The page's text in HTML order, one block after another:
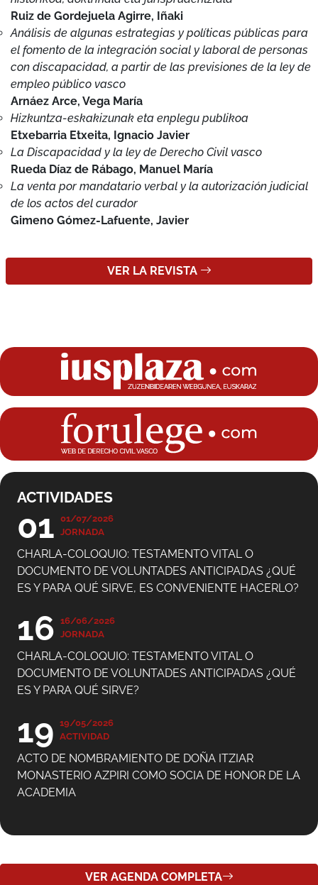
con discapacidad, a partir de las previsiones de la ley de
empleo público vasco
Arnáez Arce, Vega María
Hizkuntza-eskakizunak eta enplegu publikoa
Etxebarria Etxeita, Ignacio Javier
La Discapacidad y la ley de Derecho Civil vasco
Rueda Díaz de Rábago, Manuel María
La venta por mandatario verbal y la autorización judicial
de los actos del curador
Gimeno Gómez-Lafuente, Javier
VER LA REVISTA
ACTIVIDADES
01
CHARLA-COLOQUIO: TESTAMENTO VITAL O
DOCUMENTO DE VOLUNTADES ANTICIPADAS ¿QUÉ
ES Y PARA QUÉ SIRVE, ES CONVENIENTE HACERLO?
16 16/06/2026
JORNADA
DOCUMENTO DE VOLUNTADES ANTICIPADAS ¿QUÉ
ES Y PARA QUÉ SIRVE?
19 19/05/2026
ACTIVIDAD
MONASTERIO AZPIRI COMO SOCIA DE HONOR DE LA
ACADEMIA